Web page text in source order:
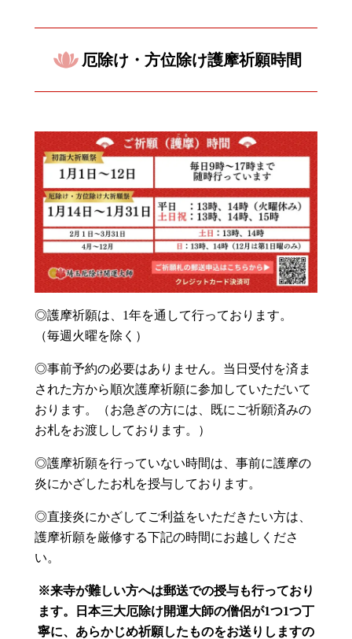
厄除け・方位除け護摩祈願時間
◎護摩祈願は、1年を通して行っております。
（毎週火曜を除く）
◎事前予約の必要はありません。当日受付を済ま
された方から順次護摩祈願に参加していただいて
おります。（お急ぎの方には、既にご祈願済みの
お札をお渡ししております。）
◎護摩祈願を行っていない時間は、事前に護摩の
炎にかざしたお札を授与しております。
◎直接炎にかざしてご利益をいただきたい方は、
護摩祈願を厳修する下記の時間にお越しくださ
い。
※来寺が難しい方へは郵送での授与も行っており
ます。
日本三大厄除け開運大師の僧侶が1つ1つ丁
寧に、あらかじめ祈願したものをお送りしますの